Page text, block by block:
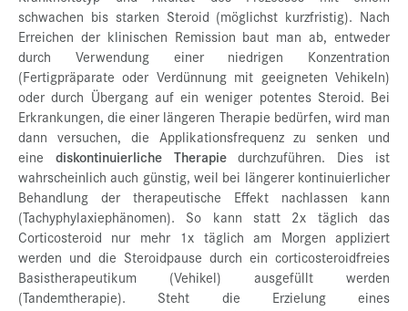
schwachen bis starken Steroid (möglichst kurzfristig). Nach
Erreichen der klinischen Remission baut man ab, entweder
durch Verwendung einer niedrigen Konzentration
(Fertigpräparate oder Verdünnung mit geeigneten Vehikeln)
oder durch Übergang auf ein weniger potentes Steroid. Bei
Erkrankungen, die einer längeren Therapie bedürfen, wird man
dann versuchen, die Applikationsfrequenz zu senken und
eine diskontinuierliche Therapiedurchzuführen. Dies ist
wahrscheinlich auch günstig, weil bei längerer kontinuierlicher
Behandlung der therapeutische Effekt nachlassen kann
(Tachyphylaxiephänomen). So kann statt 2x täglich das
Corticosteroid nur mehr 1x täglich am Morgen appliziert
werden und die Steroidpause durch ein corticosteroidfreies
Basistherapeutikum (Vehikel) ausgefüllt werden
(Tandemtherapie). Steht die Erzielung eines